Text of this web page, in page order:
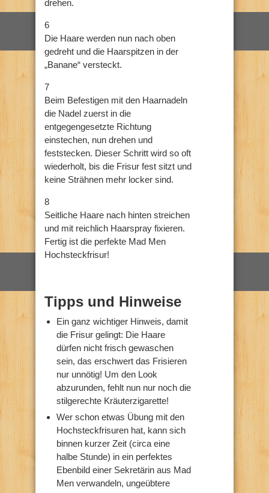
drehen.
6
Die Haare werden nun nach oben
gedreht und die Haarspitzen in der
„Banane“ versteckt.
7
Beim Befestigen mit den Haarnadeln
die Nadel zuerst in die
entgegengesetzte Richtung
einstechen, nun drehen und
feststecken. Dieser Schritt wird so oft
wiederholt, bis die Frisur fest sitzt und
keine Strähnen mehr locker sind.
8
Seitliche Haare nach hinten streichen
und mit reichlich Haarspray fixieren.
Fertig ist die perfekte Mad Men
Hochsteckfrisur!
Tipps und Hinweise
Ein ganz wichtiger Hinweis, damit
die Frisur gelingt: Die Haare
dürfen nicht frisch gewaschen
sein, das erschwert das Frisieren
nur unnötig! Um den Look
abzurunden, fehlt nun nur noch die
stilgerechte Kräuterzigarette!
Wer schon etwas Übung mit den
Hochsteckfrisuren hat, kann sich
binnen kurzer Zeit (circa eine
halbe Stunde) in ein perfektes
Ebenbild einer Sekretärin aus Mad
Men verwandeln, ungeübtere